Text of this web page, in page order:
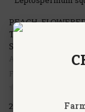
PEACH-
TREE -
SQUARROSUM
AUSTRALIAN
24,90€